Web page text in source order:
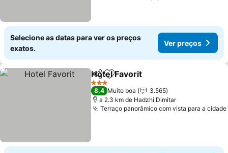
Selecione as datas para ver os preços
exatos.
Ver preços
PartilharAdicionar aos favoritos
Hotel Favorit
3 Estrelas
8,4 Muito boa
3.565
a 2.3 km de Hadzhi Dimitar
Terraço panorâmico com vista para a cidade